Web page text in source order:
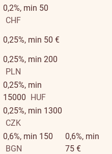
0,2%, min 50
CHF
0,25%, min 50 €
0,25%, min 200
PLN
0,25%, min
15000 HUF
0,25%, min 1300
CZK
0,6%, min 150
BGN
0,6%, min
75 €